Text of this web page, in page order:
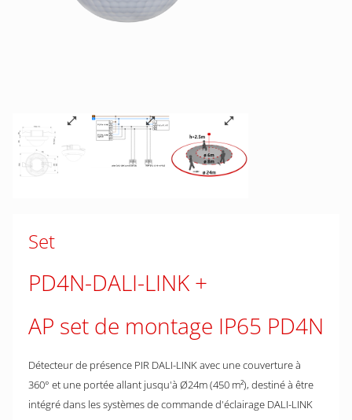
Set
PD4N-DALI-LINK
AP set de montage IP65 PD4N
Détecteur de présence PIR DALI-LINK avec une couverture à
360° et une portée allant jusqu'à Ø24m (450 m²), destiné à être
intégré dans les systèmes de commande d'éclairage DALI-LINK